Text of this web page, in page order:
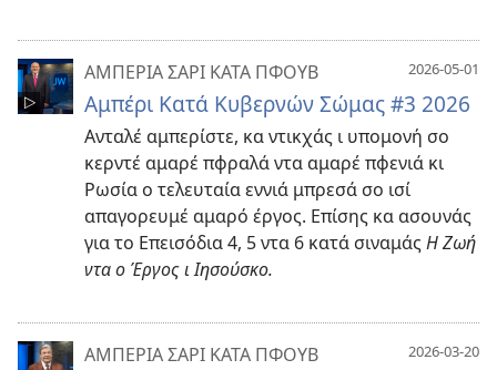
2026-05-01
ΑΜΠΕΡΙΑ ΣΑΡΙ ΚΑΤΑ ΠΦΟΥΒ
Αμπέρι Κατά Κυβερνών Σώμας #3 2026
Ανταλέ αμπερίστε, κα ντικχάς ι υπομονή σο
κερντέ αμαρέ πφραλά ντα αμαρέ πφενιά κι
Ρωσία ο τελευταία εννιά μπρεσά σο ισί
απαγορευμέ αμαρό έργος. Επίσης κα ασουνάς
για το Επεισόδια 4, 5 ντα 6 κατά σιναμάς Η Ζωή
ντα ο Έργος ι Ιησούσκο.
2026-03-20
ΑΜΠΕΡΙΑ ΣΑΡΙ ΚΑΤΑ ΠΦΟΥΒ